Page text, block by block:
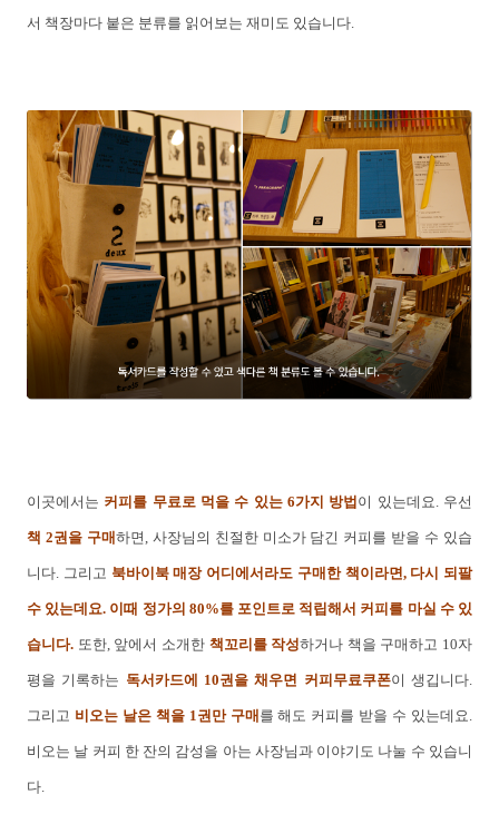
서 책장마다 붙은 분류를 읽어보는 재미도 있습니다.
이곳에서는 커피를 무료로 먹을 수 있는 6가지 방법 이 있는데요. 우선
책 2권을 구매하면, 사장님의 친절한 미소가 담긴 커피를 받을 수 있습
니다. 그리고 북바이북 매장 어디에서라도 구매한 책이라면, 다시 되팔
수 있는데요. 이때 정가의 80%를 포인트로 적립해서 커피를 마실 수 있
습니다. 또한, 앞에서 소개한 책꼬리를 작성하거나 책을 구매하고 10자
평을 기록하는 독서카드에 10권을 채우면 커피무료쿠폰이 생깁니다.
그리고 비오는 날은 책을 1권만 구매 를 해도 커피를 받을 수 있는데요.
비오는 날 커피 한 잔의 감성을 아는 사장님과 이야기도 나눌 수 있습니
다.